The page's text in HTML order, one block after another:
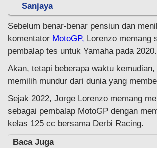
Sanjaya
Sebelum benar-benar pensiun dan
komentator MotoGP, Lorenzo memang
pembalap tes untuk Yamaha pada 2020.
Akan, tetapi beberapa waktu
memilih mundur dari dunia yang
Sejak 2022, Jorge Lorenzo memang
sebagai pembalap MotoGP dengan
kelas 125 cc bersama Derbi Racing.
Baca Juga